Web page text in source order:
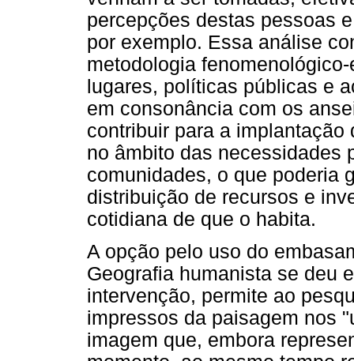
percepções destas pessoas
por exemplo. Essa análise
metodologia
lugares, políticas públicas e
em consonância com os
contribuir para a
no âmbito das necessidades
comunidades, o que poderia
distribuição de recursos e
cotidiana de que o habita.
A opção pelo uso do
Geografia humanista se deu
intervenção, permite ao
impressos da paisagem nos
imagem que, embora